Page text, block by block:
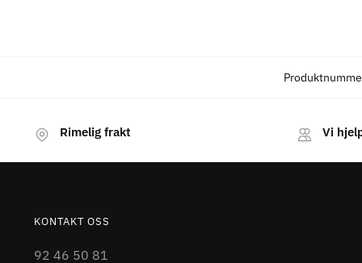
Rimelig frakt Vi
KONTAKT OSS
92 46 50 81